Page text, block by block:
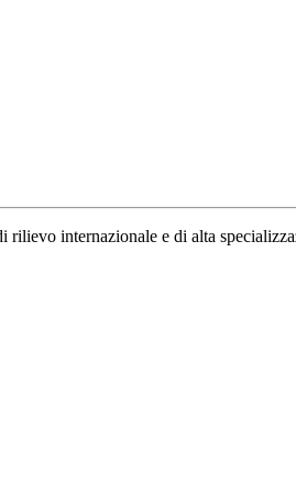
rilievo internazionale e di alta